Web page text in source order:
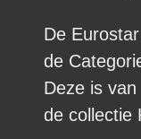
De
de
Deze is
de collectie